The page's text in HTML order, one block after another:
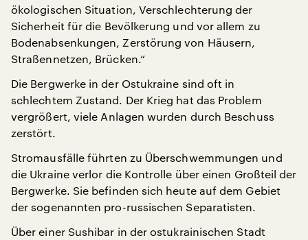
ökologischen Situation, Verschlechterung der
Sicherheit für die Bevölkerung und vor allem zu
Bodenabsenkungen, Zerstörung von Häusern,
Straßennetzen, Brücken.“
Die Bergwerke in der Ostukraine sind oft in
schlechtem Zustand. Der Krieg hat das Problem
vergrößert, viele Anlagen wurden durch Beschuss
zerstört.
Stromausfälle führten zu Überschwemmungen und
die Ukraine verlor die Kontrolle über einen Großteil der
Bergwerke. Sie befinden sich heute auf dem Gebiet
der sogenannten pro-russischen Separatisten.
Über einer Sushibar in der ostukrainischen Stadt